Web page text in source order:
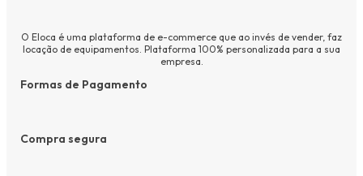
O Eloca é uma plataforma de e-commerce que ao invés de vender, faz
locação de equipamentos. Plataforma 100% personalizada para a sua
empresa.
Formas de Pagamento
Compra segura